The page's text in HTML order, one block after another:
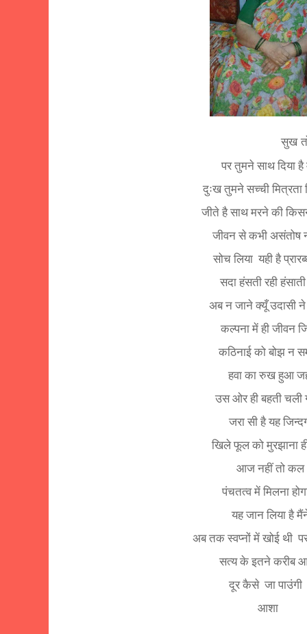
सुख तो होता चंद
पर तुमने साथ दिया है
दुःख तुमने सच्ची मित्रता
जीते है साथ मरने की
जीवन से कभी असंतोष
सोच लिया यही है
सदा हंसती रही हंसाती
अब न जाने क्यूँ उदासी
कल्पना में ही जीवन
कठिनाई को बोझ न
हवा का रुख हुआ
उस ओर ही बहती
जरा सी है यह
खिले फूल को मुरझाना
आज नहीं तो कल
पंचतत्व में मिलना
यह जान लिया है
अब तक स्वप्नों में खोई थी
सत्य के इतने करीब
दूर कैसे जा
आशा